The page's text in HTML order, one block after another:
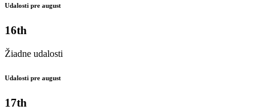
Udalosti pre august
16th
Žiadne udalosti
Udalosti pre august
17th